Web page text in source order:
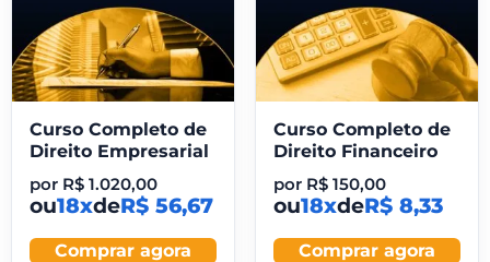
Curso Completo de
Direito Empresarial
por R$ 1.020,00
ou18xdeR$ 56,67
Comprar agora
Curso Completo de
Direito Financeiro
por R$150,00
ou18xdeR$ 8,33
Comprar agora